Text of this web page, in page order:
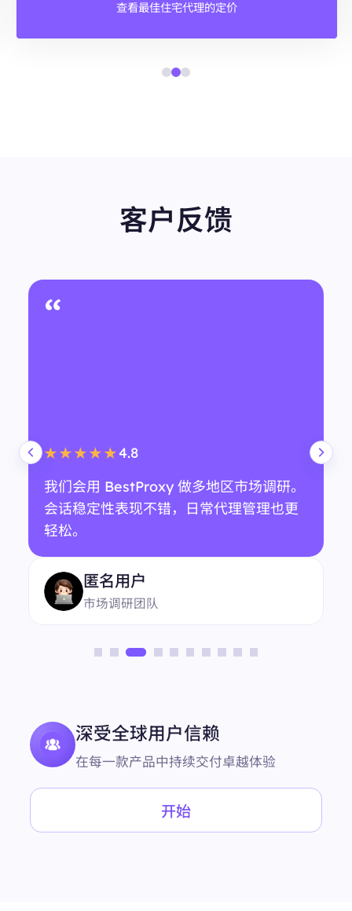
查看最佳住宅代理的定价
客户反馈
“
★★★★★4.8
我们会用 BestProxy 做多地区市场调研。
会话稳定性表现不错，日常代理管理也更
轻松。
匿名用户
市场调研团队
深受全球用户信赖
在每一款产品中持续交付卓越体验
开始